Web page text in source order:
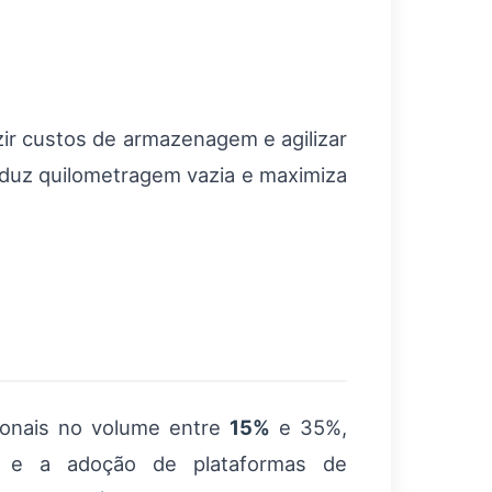
custos de armazenagem e agilizar
quilometragem vazia e maximiza
no volume entre 15% e 35%,
e a adoção de plataformas de